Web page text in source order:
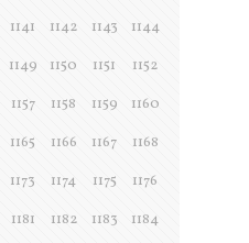
1141 1142 1143
1144
1149 1150 1151
1152
1157 1158 1159
1160
1165 1166 1167
1168
1173 1174 1175
1176
1181 1182 1183
1184